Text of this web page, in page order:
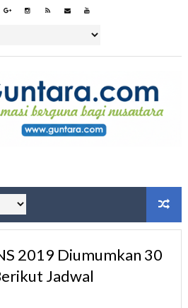
2019 Diumumkan 30
Jadwal